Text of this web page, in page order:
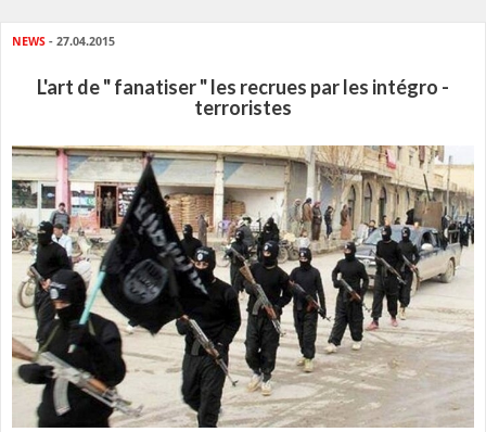
NEWS - 27.04.2015
L'art de " fanatiser " les recrues par les intégro -
terroristes